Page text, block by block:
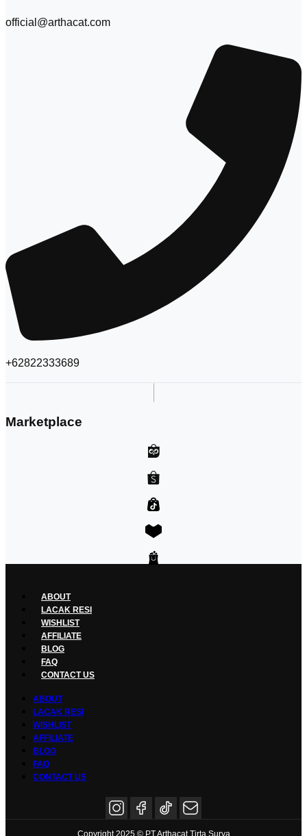
official@arthacat.com
+62822333689
Marketplace
ABOUT
LACAK RESI
WISHLIST
AFFILIATE
BLOG
FAQ
CONTACT US
ABOUT
LACAK RESI
WISHLIST
AFFILIATE
BLOG
FAQ
CONTACT US
Copyright 2025 © PT Arthacat Tirta Surya